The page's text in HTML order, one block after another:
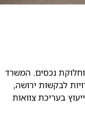
וחלוקת נכסים. המשרד
לבקשות ירושה,
בעריכת צוואות